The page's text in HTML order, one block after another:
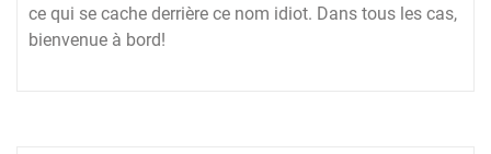
ce qui se cache derrière ce nom idiot. Dans tous les cas,
bienvenue à bord!